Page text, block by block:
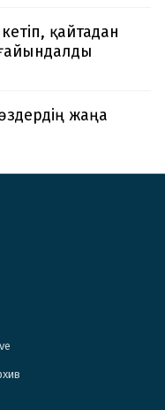
қайтадан
жаңа